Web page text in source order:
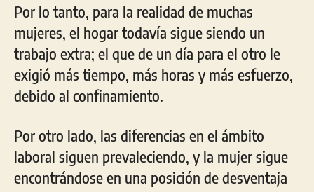
Por lo tanto, para la realidad de muchas
mujeres, el hogar todavía sigue siendo un
trabajo extra; el que de un día para el otro le
exigió más tiempo, más horas y más esfuerzo,
debido al confinamiento.
Por otro lado, las diferencias en el ámbito
laboral siguen prevaleciendo, y la mujer sigue
encontrándose en una posición de desventaja